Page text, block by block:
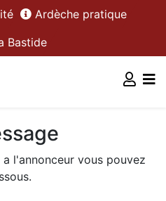
Ardèche pratique
Bastide
l'annonceur vous pouvez